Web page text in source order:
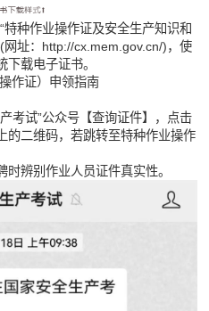
种作业操作证及安全生产知识和
址： http://cx.mem.gov.cn/)，使
载电子证书。
作证）申领指南
考试”公众号【查询证件】，点击
的二维码，若跳转至特种作业操作
辨别作业人员证件真实性。